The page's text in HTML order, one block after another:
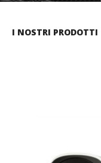
I NOSTRI PRODOTTI